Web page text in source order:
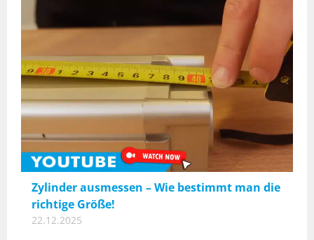
Zylinder ausmessen – Wie bestimmt man die
richtige Größe!
22.12.2025